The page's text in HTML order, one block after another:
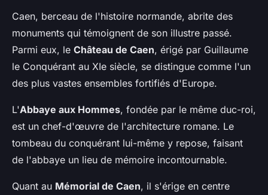
Caen, berceau de l'histoire normande, abrite des
monuments qui témoignent de son illustre passé.
Parmi eux, le Château de Caen, érigé par Guillaume
le Conquérant au XIe siècle, se distingue comme l'un
des plus vastes ensembles fortifiés d'Europe.
L'Abbaye aux Hommes, fondée par le même duc-roi,
est un chef-d'œuvre de l'architecture romane. Le
tombeau du conquérant lui-même y repose, faisant
de l'abbaye un lieu de mémoire incontournable.
Quant au Mémorial de Caen, il s'érige en centre